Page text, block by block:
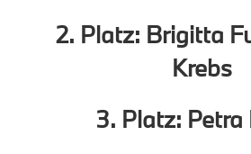
2. Platz: Brigitta
Krebs
3. Platz: Petra